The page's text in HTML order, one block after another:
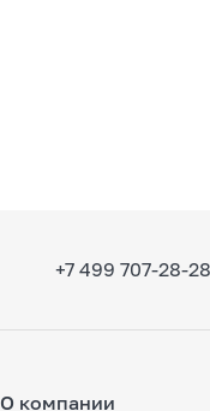
+7 499 707-28-28
О компании